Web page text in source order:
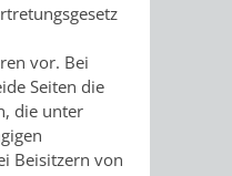
vor. Bei
Seiten die
die unter
Beisitzern von